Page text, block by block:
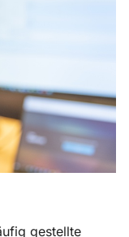
gestellte